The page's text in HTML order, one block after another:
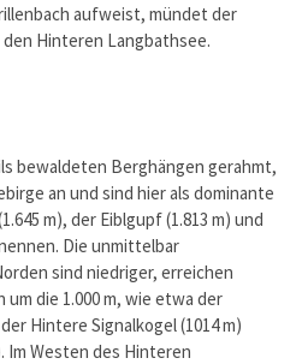
aufweist, mündet der
Hinteren Langbathsee.
bewaldeten Berghängen gerahmt,
an und sind hier als dominante
m), der Eiblgupf (1.813 m) und
Die unmittelbar
sind niedriger, erreichen
die 1.000 m, wie etwa der
Hintere Signalkogel (1014 m)
Im Westen des Hinteren